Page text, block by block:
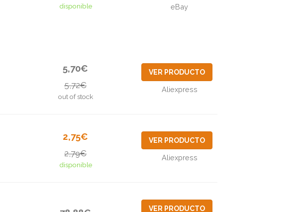
disponible eBay
5,70€
5,72€
out of stock
VER PRODUCTO
Aliexpress
2,75€
2,79€
disponible
VER PRODUCTO
Aliexpress
VER PRODUCTO